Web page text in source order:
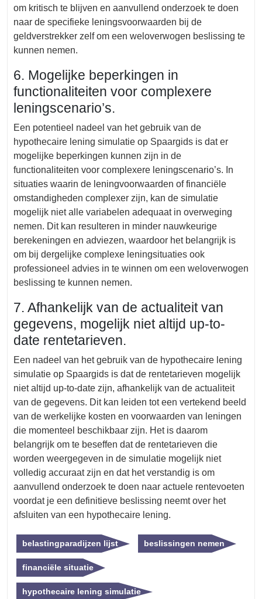
om kritisch te blijven en aanvullend onderzoek te doen
naar de specifieke leningsvoorwaarden bij de
geldverstrekker zelf om een weloverwogen beslissing te
kunnen nemen.
6. Mogelijke beperkingen in
functionaliteiten voor complexere
leningscenario’s.
Een potentieel nadeel van het gebruik van de
hypothecaire lening simulatie op Spaargids is dat er
mogelijke beperkingen kunnen zijn in de
functionaliteiten voor complexere leningscenario’s. In
situaties waarin de leningvoorwaarden of financiële
omstandigheden complexer zijn, kan de simulatie
mogelijk niet alle variabelen adequaat in overweging
nemen. Dit kan resulteren in minder nauwkeurige
berekeningen en adviezen, waardoor het belangrijk is
om bij dergelijke complexe leningsituaties ook
professioneel advies in te winnen om een weloverwogen
beslissing te kunnen nemen.
7. Afhankelijk van de actualiteit van
gegevens, mogelijk niet altijd up-to-
date rentetarieven.
Een nadeel van het gebruik van de hypothecaire lening
simulatie op Spaargids is dat de rentetarieven mogelijk
niet altijd up-to-date zijn, afhankelijk van de actualiteit
van de gegevens. Dit kan leiden tot een vertekend beeld
van de werkelijke kosten en voorwaarden van leningen
die momenteel beschikbaar zijn. Het is daarom
belangrijk om te beseffen dat de rentetarieven die
worden weergegeven in de simulatie mogelijk niet
volledig accuraat zijn en dat het verstandig is om
aanvullend onderzoek te doen naar actuele rentevoeten
voordat je een definitieve beslissing neemt over het
afsluiten van een hypothecaire lening.
belastingparadijzen lijst beslissingen nemen
financiële situatie
hypothecaire lening simulatie